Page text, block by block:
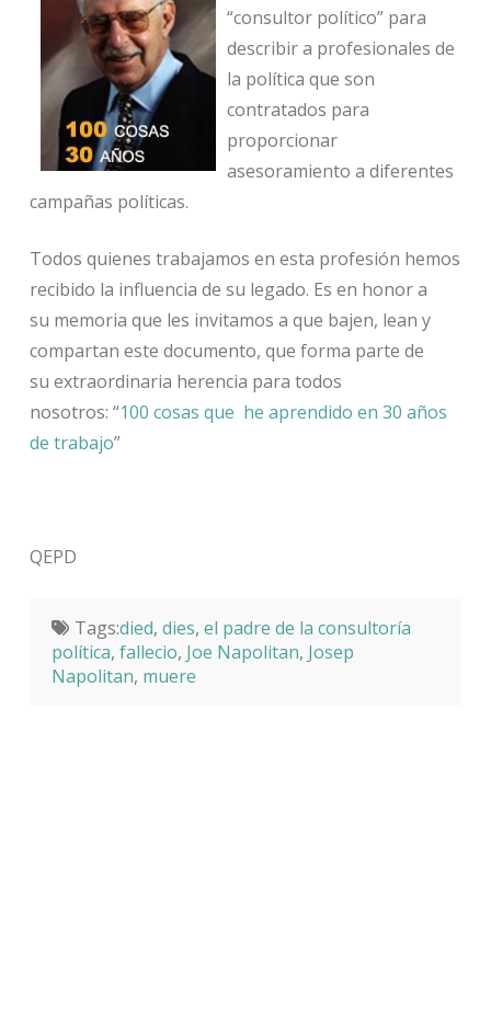
“consultor político” para
describir a profesionales de
la política que son
contratados para
proporcionar
asesoramiento a diferentes
campañas políticas.
Todos quienes trabajamos en esta profesión hemos
recibido la influencia de su legado. Es en honor a
su memoria que les invitamos a que bajen, lean y
compartan este documento, que forma parte de
su extraordinaria herencia para todos
nosotros: “100 cosas que he aprendido en 30 años
de trabajo”
QEPD
Tags:died, dies, el padre de la consultoría
política, fallecio, Joe Napolitan, Josep
Napolitan, muere